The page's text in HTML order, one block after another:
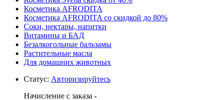
Косметика AFRODITA
Косметика AFRODITA со скидкой до 80%
Соки, нектары, напитки
Витамины и БАД
Безалкогольные бальзамы
Растительные масла
Для домашних животных
Статус: Авторизируйтесь
Начисление с заказа -